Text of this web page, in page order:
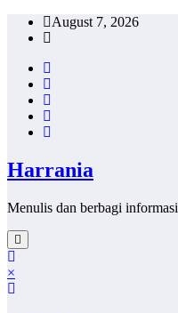
Skip
August 7, 2026
Harrania
Menulis dan berbagi informasi
×